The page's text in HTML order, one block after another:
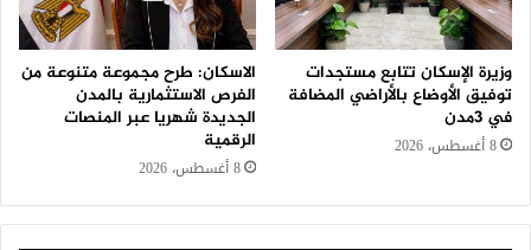
وزيرة الإسكان تتابع مستجدات
توفيق الأوضاع بالأراضي المضافة
في 3مدن
8 أغسطس، 2026
الاسكان: طرح مجموعة متنوعة من
الفرص الاستثمارية بالمدن
الجديدة شهريا عبر المنصات
الرقمية
8 أغسطس، 2026